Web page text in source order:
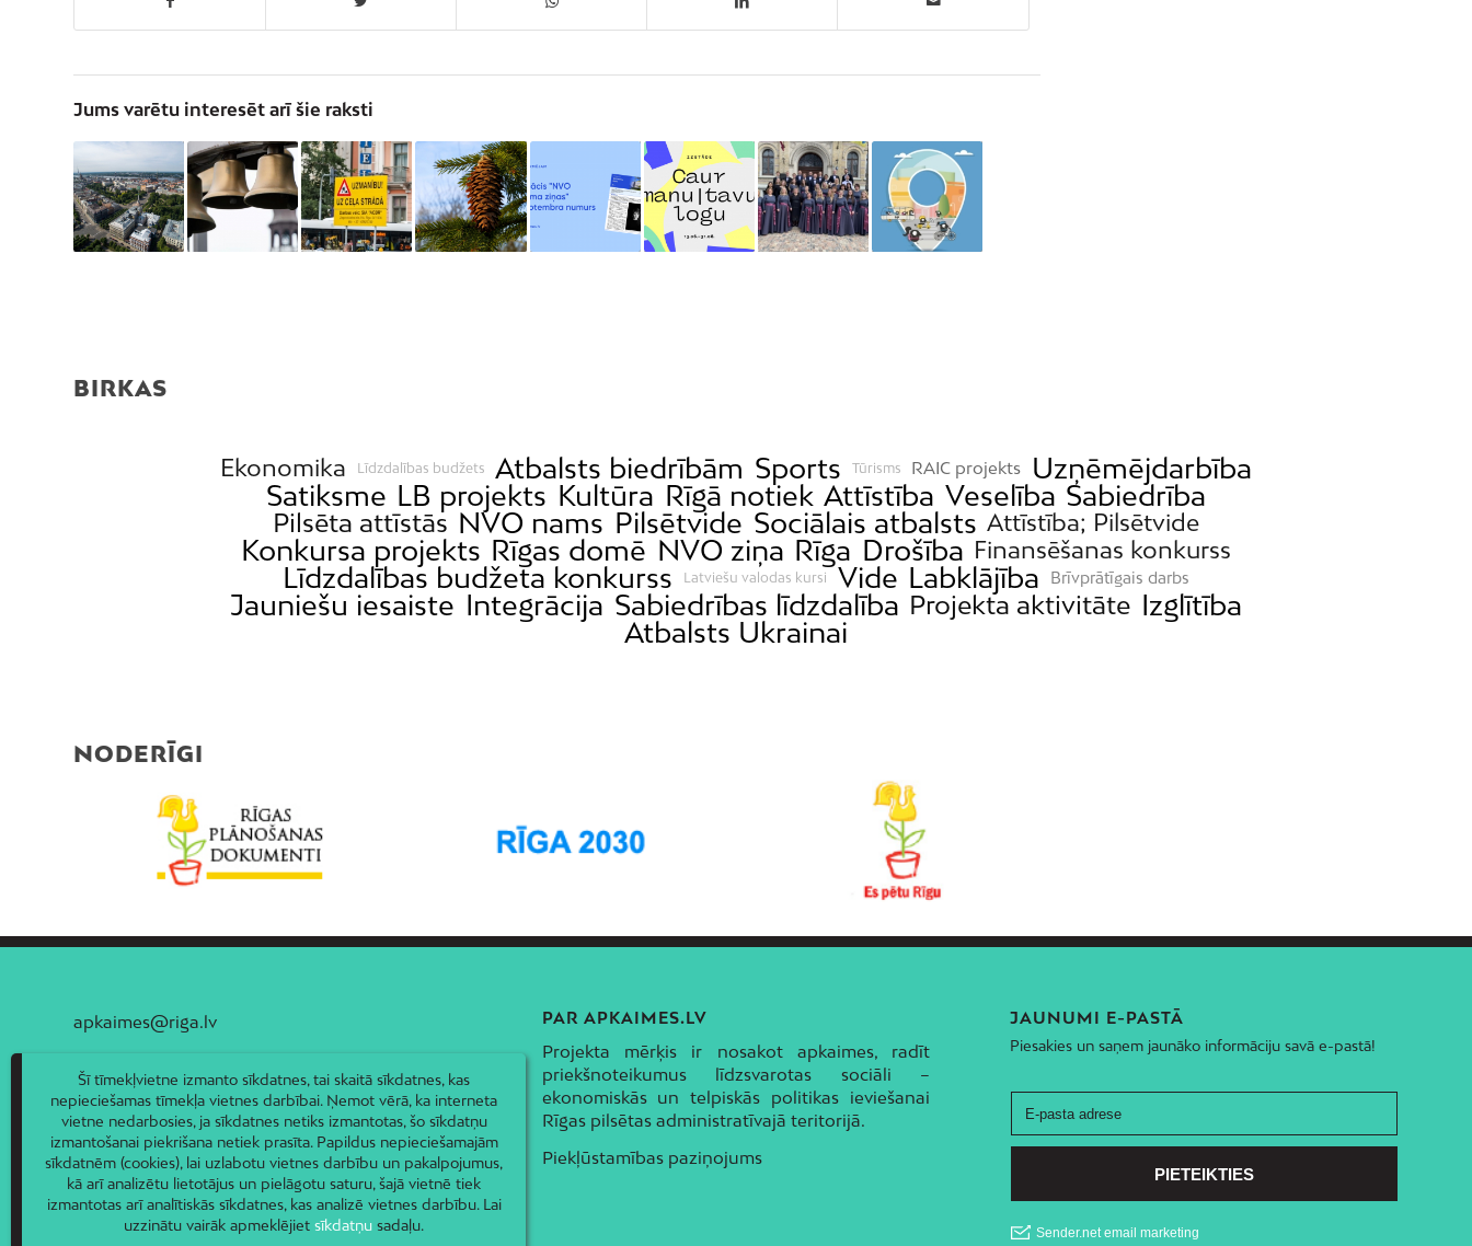
Jums varētu interesēt arī šie raksti
BIRKAS
Ekonomika Līdzdalības budžets Atbalsts biedrībām Sports Tūrisms RAIC projekts
Uzņēmējdarbība
Satiksme LB projekts Kultūra Rīgā notiek Attīstība Veselība Sabiedrība
Pilsēta attīstās NVO nams Pilsētvide Sociālais atbalsts Attīstība; Pilsētvide
Konkursa projekts Rīgas domē NVO ziņa Rīga Drošība Finansēšanas konkurss
Līdzdalības budžeta konkurss Latviešu valodas kursi Vide Labklājība Brīvprātīgais darbs
Jauniešu iesaiste Integrācija Sabiedrības līdzdalība Projekta aktivitāte Izglītība
Atbalsts Ukrainai
NODERĪGI
apkaimes@riga.lv PAR APKAIMES.LV
Projekta mērķis ir nosakot apkaimes, radīt
priekšnoteikumus līdzsvarotas sociāli –
ekonomiskās un telpiskās politikas ieviešanai
Rīgas pilsētas administratīvajā teritorijā.
Piekļūstamības paziņojums
JAUNUMI E-PASTĀ
Piesakies un saņem jaunāko informāciju savā e-pastā!
Šī tīmekļvietne izmanto sīkdatnes, tai skaitā sīkdatnes, kas
nepieciešamas tīmekļa vietnes darbībai. Ņemot vērā, ka interneta
vietne nedarbosies, ja sīkdatnes netiks izmantotas, šo sīkdatņu
izmantošanai piekrišana netiek prasīta. Papildus nepieciešamajām
sīkdatnēm (cookies), lai uzlabotu vietnes darbību un pakalpojumus,
kā arī analizētu lietotājus un pielāgotu saturu, šajā vietnē tiek
izmantotas arī analītiskās sīkdatnes, kas analizē vietnes darbību. Lai
uzzinātu vairāk apmeklējietsīkdatņu sadaļu.